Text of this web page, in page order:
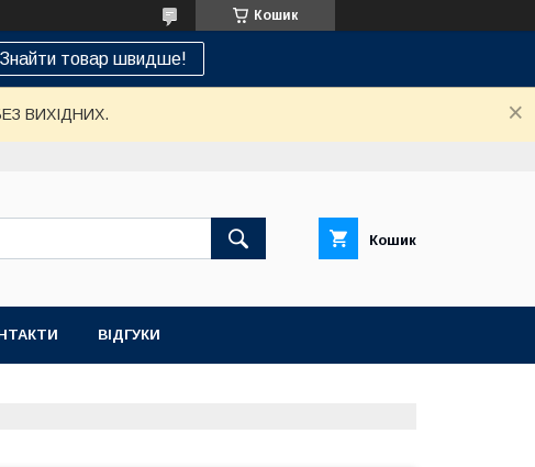
Кошик
Знайти товар швидше!
ВИХІДНИХ.
Кошик
ВІДГУКИ